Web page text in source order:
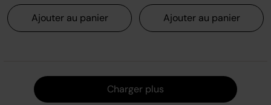
Ajouter au panier Ajouter au panier
Charger plus